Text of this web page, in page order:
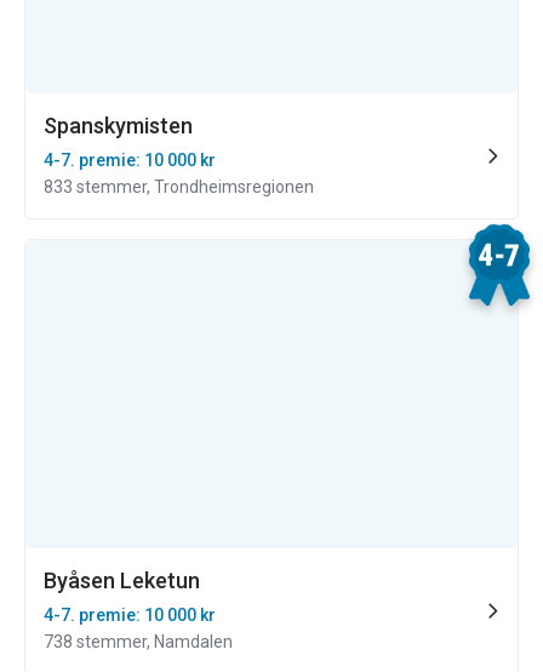
Spanskymisten
4-7. premie: 10 000 kr
833 stemmer, Trondheimsregionen
Byåsen Leketun
4-7. premie: 10 000 kr
738 stemmer, Namdalen